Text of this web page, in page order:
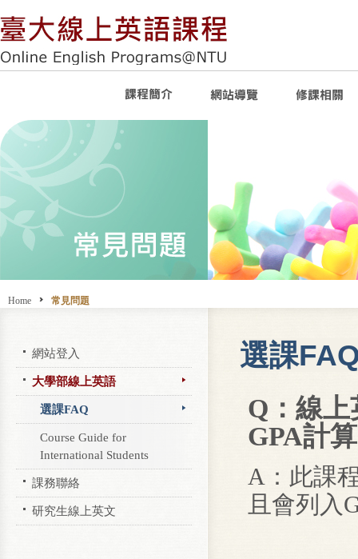
Home 常見問題
網站登入
大學部線上英語
選課FAQ
Course Guide for
International Students
課務聯絡
研究生線上英文
選課
Q：線
GPA計
A：此課
且會列入